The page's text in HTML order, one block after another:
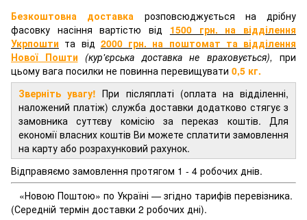
Безкоштовна доставка розповсюджується на дрібну
фасовку насіння вартістю від 1500 грн. на відділення
Укрпошти та від 2000 грн. на поштомат та відділення
Нової Пошти (кур'єрська доставка не враховується), при
цьому вага посилки не повинна перевищувати 0,5 кг.
Зверніть увагу! При післяплаті (оплата на відділенні,
наложений платіж) служба доставки додатково стягує з
замовника суттєву комісію за переказ коштів. Для
економії власних коштів Ви можете сплатити замовлення
на карту або розрахунковий рахунок.
Відправяємо замовлення протягом 1 - 4 робочих днів.
«Новою Поштою» по Україні — згідно тарифів перевізника.
(Середній термін доставки 2 робочих дні).